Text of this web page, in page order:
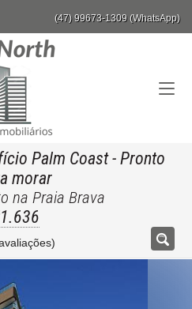
(47) 99673-1309 (WhatsApp)
Palm Coast- Pronto
morar
na Praia Brava